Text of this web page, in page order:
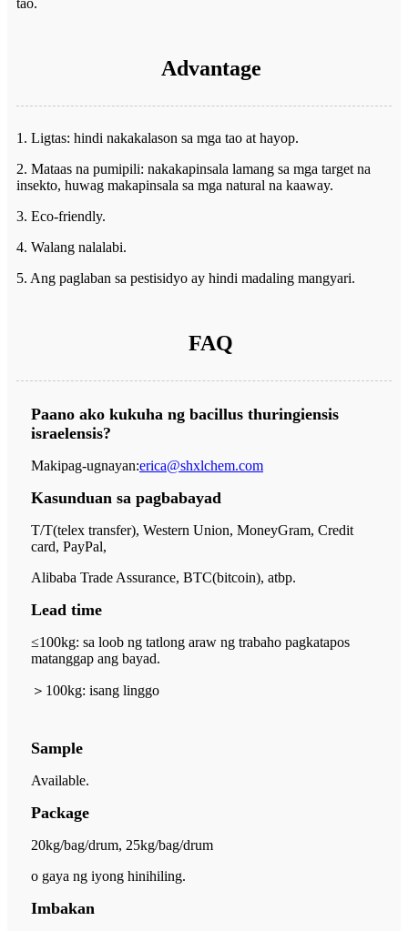
tao.
Advantage
1. Ligtas: hindi nakakalason sa mga tao at hayop.
2. Mataas na pumipili: nakakapinsala lamang sa mga target na
insekto, huwag makapinsala sa mga natural na kaaway.
3. Eco-friendly.
4. Walang nalalabi.
5. Ang paglaban sa pestisidyo ay hindi madaling mangyari.
FAQ
Paano ako kukuha ng bacillus thuringiensis
israelensis?
Makipag-ugnayan:erica@shxlchem.com
Kasunduan sa pagbabayad
T/T(telex transfer), Western Union, MoneyGram, Credit
card, PayPal,
Alibaba Trade Assurance, BTC(bitcoin), atbp.
Lead time
≤100kg: sa loob ng tatlong araw ng trabaho pagkatapos
matanggap ang bayad.
＞ 100kg: isang linggo
Sample
Available.
Package
20kg/bag/drum, 25kg/bag/drum
o gaya ng iyong hinihiling.
Imbakan